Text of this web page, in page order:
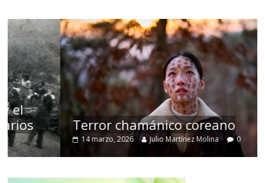
Terror chamánico coreano
14 marzo, 2026 Julio Martínez Molina 0